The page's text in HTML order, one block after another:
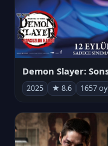
2025 ★ 8.6 1657 oy